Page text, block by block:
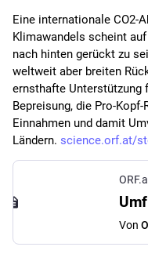
Eine internationale CO2-
Klimawandels scheint
nach hinten gerückt zu
weltweit aber breiten
ernsthafte Unterstützung
Bepreisung, die Pro-
Einnahmen und damit
Ländern. science.orf.at/
Von